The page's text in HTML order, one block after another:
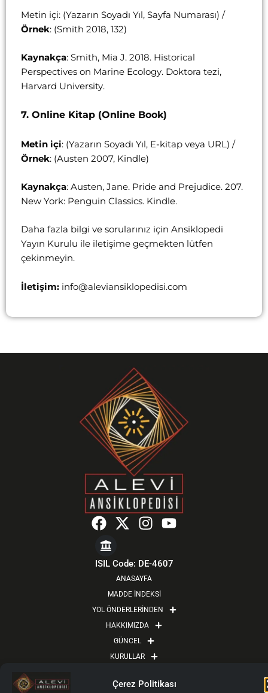
Çerez Politikası
Metin içi: (Yazarın Soyadı Yıl, Sayfa Numarası) /
Örnek: (Smith 2018, 132)
Kaynakça: Smith, Mia J. 2018. Historical
Perspectives on Marine Ecology. Doktora tezi,
Harvard University.
7. Online Kitap (Online Book)
Metin içi: (Yazarın Soyadı Yıl, E-kitap veya URL) /
Örnek: (Austen 2007, Kindle)
Kaynakça: Austen, Jane. Pride and Prejudice. 207.
New York: Penguin Classics. Kindle.
Daha fazla bilgi ve sorularınız için Ansiklopedi
Yayın Kurulu ile iletişime geçmekten lütfen
çekinmeyin.
İletişim: info@aleviansiklopedisi.com
F
a
c
e
o
X
w
i
t
t
e
r
I
t
a
g
r
a
m
Y
t
e
ISIL Code: DE-4607
ANASAYFA
MADDE İNDEKSİ
YOL ÖNDERLERİNDEN
HAKKIMIZDA
GÜNCEL
KURULLAR
YAZAR GİRİŞİ